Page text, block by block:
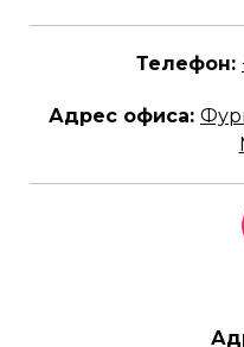
Телефон:
Адрес офиса: